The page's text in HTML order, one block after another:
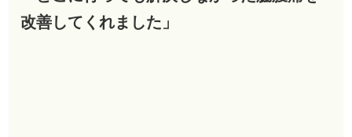
改善してくれました」